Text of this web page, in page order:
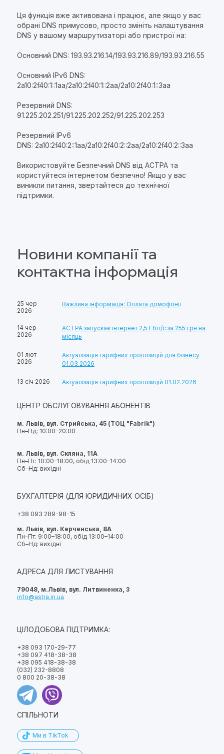
Ця функція вже активована і працює, але якщо у вас
обрані DNS примусово, просто змініть налаштування
DNS у вашому маршрутизаторі або пристрої на:
Основний DNS: 193.93.216.14/193.93.216.89/193.93.216.55
Основний IPv6 DNS:
2a10:2f40:1::1aa/2a10:2f40:1::2aa/2a10:2f40:1::3aa
Резервний DNS:
91.225.202.251/91.225.202.252/91.225.202.253
Резервний IPv6
DNS: 2a10:2f40:2::1aa/2a10:2f40:2::2aa/2a10:2f40:2::3aa
Використовуйте Безпечний DNS від АСТРА та
користуйтеся інтернетом безпечно! Якщо у вас
виникли питання, звертайтеся до технічної
підтримки.
Новини компанії та
контактна інформація
25 чер
2026
Важлива інформація: Оплата домофонії
14 чер
2026
АСТРА запускає інтернет 2,5 Гбіт/с за 255 грн на
місяць
01 лют
2026
Актуалізація тарифних пропозицій для бізнесу
01.03.2026
13 січ 2026 Актуалізація тарифних пропозицій 01.02.2026
ЦЕНТР ОБСЛУГОВУВАННЯ АБОНЕНТІВ
м. Львів, вул. Стрийська, 45 (ТОЦ "Fabrik")
Пн–Нд: 10:00–20:00
м. Львів, вул. Скляна, 11А
Пн–Пт: 10:00–18:00, обід 13:00–14:00
Сб–Нд: вихідні
БУХГАЛТЕРІЯ (ДЛЯ ЮРИДИЧНИХ ОСІБ)
+38 093 289-98-15
м. Львів, вул. Керченська, 8А
Пн–Пт: 9:00–18:00, обід 13:00–14:00
Сб–Нд: вихідні
АДРЕСА ДЛЯ ЛИСТУВАННЯ
79048, м.Львів, вул. Литвиненка, 3
info@astra.in.ua
ЦІЛОДОБОВА ПІДТРИМКА:
+38 093 170-29-77
+38 097 418-38-38
+38 095 418-38-38
(032) 232-8808
0 800 20-38-38
СПІЛЬНОТИ
Ми в TikTok